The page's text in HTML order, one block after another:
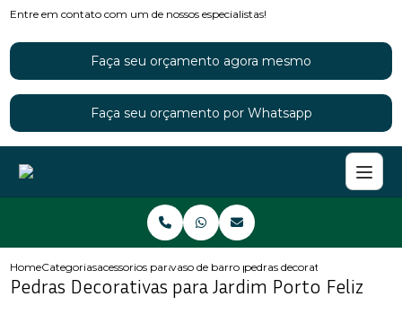
Entre em contato com um de nossos especialistas!
Faça seu orçamento agora mesmo
Faça seu orçamento por Whatsapp
HomeCategoriasacessorios para jardinsvaso de barro para jardimpedras decorativas para
Pedras Decorativas para Jardim Porto Feliz